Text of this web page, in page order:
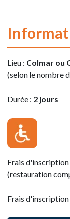
Lieu : Colmar ou
(selon le nombre
Durée : 2 jours
Frais
(restauration
Frais